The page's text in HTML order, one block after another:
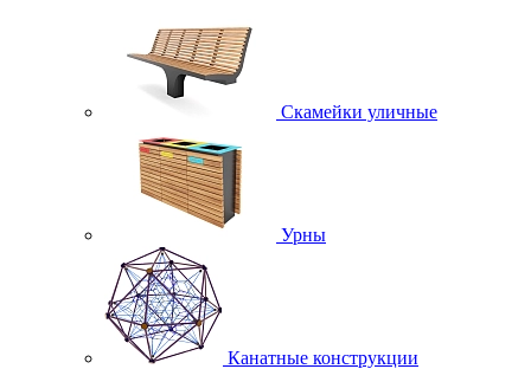
Скамейки уличные
Урны
Канатные конструкции